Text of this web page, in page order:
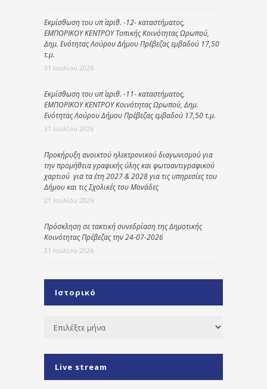
Εκμίσθωση του υπ΄ αριθ. -12- καταστήματος,
ΕΜΠΟΡΙΚΟΥ ΚΕΝΤΡΟΥ Τοπικής Κοινότητας Ωρωπού,
Δημ. Ενότητας Λούρου Δήμου Πρέβεζας εμβαδού 17,50
τ.μ.
31 Ιουλίου 2026
Εκμίσθωση του υπ΄ αριθ. -11- καταστήματος,
ΕΜΠΟΡΙΚΟΥ ΚΕΝΤΡΟΥ Κοινότητας Ωρωπού, Δημ.
Ενότητας Λούρου Δήμου Πρέβεζας εμβαδού 17,50 τ.μ.
31 Ιουλίου 2026
Προκήρυξη ανοικτού ηλεκτρονικού διαγωνισμού για
την προμήθεια γραφικής ύλης και φωτοαντιγραφικού
χαρτιού για τα έτη 2027 & 2028 για τις υπηρεσίες του
Δήμου και τις Σχολικές του Μονάδες
21 Ιουλίου 2026
Πρόσκληση σε τακτική συνεδρίαση της Δημοτικής
Κοινότητας Πρέβεζας την 24-07-2026
21 Ιουλίου 2026
Ιστορικό
Ιστορικό
Live stream